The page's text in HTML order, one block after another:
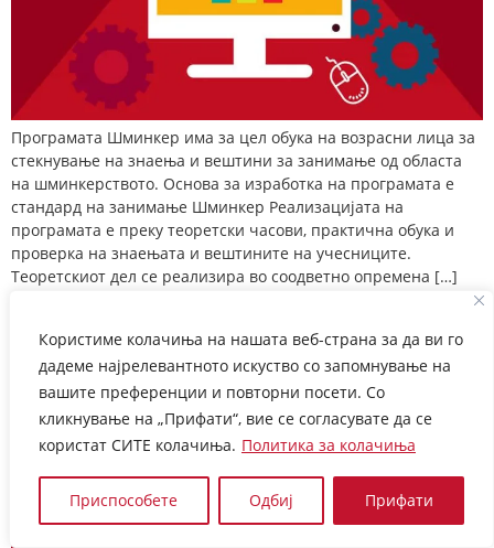
Користиме колачиња на нашата веб-страна за да ви го
дадеме најрелевантното искуство со запомнување на
вашите преференции и повторни посети. Со
кликнување на „Прифати“, вие се согласувате да се
користат СИТЕ колачиња. Политика за колачиња
Приспособете Одбиј Прифати
Програмата Шминкер има за цел обука на возрасни лица за
стекнување на знаења и вештини за занимање од областа
на шминкерството. Основа за изработка на програмата е
стандард на занимање Шминкер Реализацијата на
програмата е преку теоретски часови, практична обука и
проверка на знаењата и вештините на учесниците.
Теоретскиот дел се реализира во соодветно опремена […]
Фризер за жени